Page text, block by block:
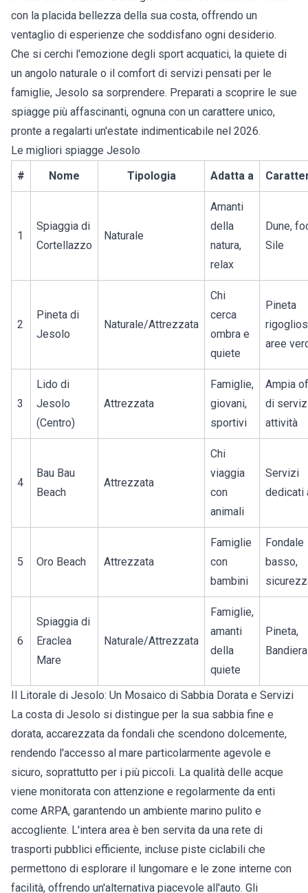
con la placida bellezza della sua costa, offrendo un
ventaglio di esperienze che soddisfano ogni desiderio.
Che si cerchi l'emozione degli sport acquatici, la quiete di
un angolo naturale o il comfort di servizi pensati per le
famiglie, Jesolo sa sorprendere. Preparati a scoprire le sue
spiagge più affascinanti, ognuna con un carattere unico,
pronte a regalarti un'estate indimenticabile nel 2026.
Le migliori spiagge Jesolo
#
Nome Tipologia Adatta a
1
Spiaggia di
Cortellazzo
Naturale
Amanti
della
natura,
relax
Dune,
Sile
2
Pineta di
Jesolo
Naturale/Attrezzata
Chi
cerca
ombra e
quiete
Pineta
aree
3
Lido di
Jesolo
(Centro)
Attrezzata
Famiglie,
giovani,
sportivi
Ampia
di
attività
4
Bau Bau
Beach
Attrezzata
Chi
viaggia
con
animali
Servizi
dedicati
5 Oro Beach Attrezzata
Famiglie
con
bambini
Fondale
basso,
6
Spiaggia di
Eraclea
Mare
Naturale/Attrezzata
Famiglie,
amanti
della
quiete
Pineta,
Il Litorale di Jesolo: Un Mosaico di Sabbia Dorata e Servizi
La costa di Jesolo si distingue per la sua sabbia fine e
dorata, accarezzata da fondali che scendono dolcemente,
rendendo l'accesso al mare particolarmente agevole e
sicuro, soprattutto per i più piccoli. La qualità delle acque
viene monitorata con attenzione e regolarmente da enti
come ARPA, garantendo un ambiente marino pulito e
accogliente. L'intera area è ben servita da una rete di
trasporti pubblici efficiente, incluse piste ciclabili che
permettono di esplorare il lungomare e le zone interne con
facilità, offrendo un'alternativa piacevole all'auto. Gli